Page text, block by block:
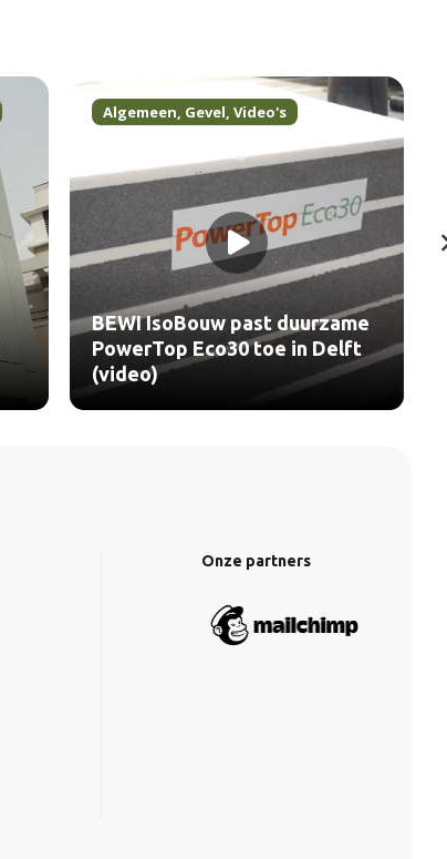
Algemeen, Gevel, Video's
BEWI IsoBouw past duurzame
PowerTop Eco30 toe in Delft
(video)
Onze partners